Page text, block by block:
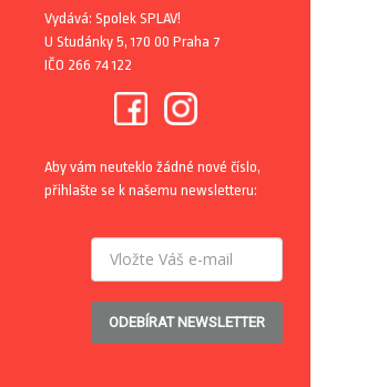
Vydává: Spolek SPLAV!
U Studánky 5, 170 00 Praha 7
IČO 266 74 122
Aby vám neuteklo žádné nové číslo,
přihlašte se k našemu newsletteru:
ODEBÍRAT NEWSLETTER